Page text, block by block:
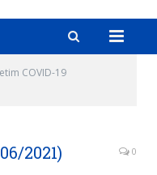
COVID-19
2021) 0